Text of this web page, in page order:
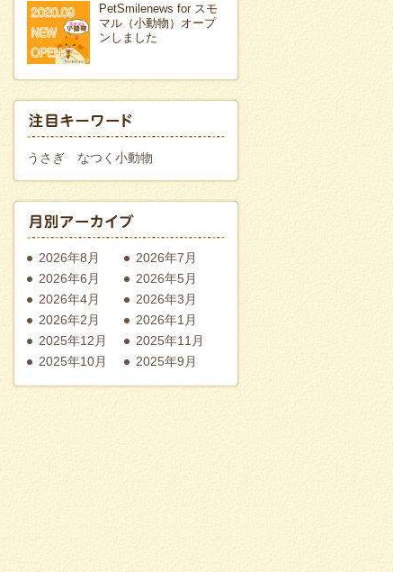
PetSmilenews for スモ
マル（小動物）オープ
ンしました
うさぎ なつく小動物
2026年8月
2026年7月
2026年6月
2026年5月
2026年4月
2026年3月
2026年2月
2026年1月
2025年12月
2025年11月
2025年10月
2025年9月